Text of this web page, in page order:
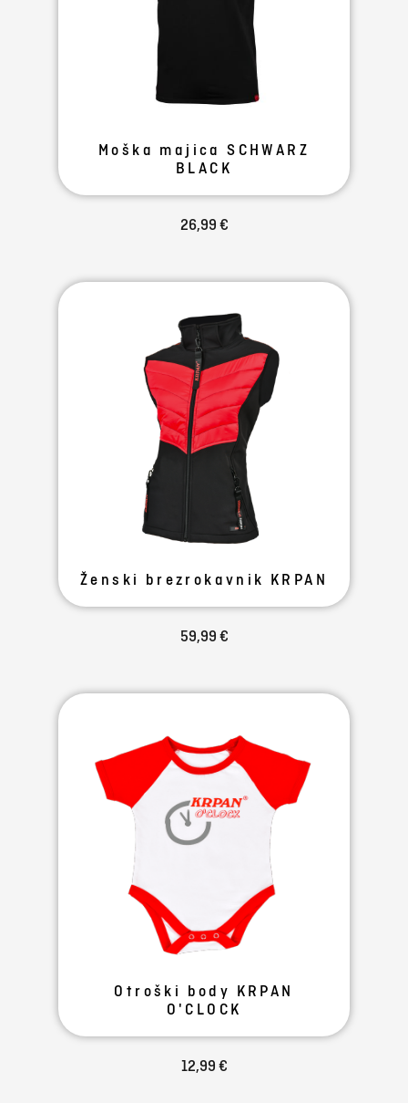
Moška majica SCHWARZ
BLACK
26,99 €
Ženski brezrokavnik KRPAN
59,99 €
Otroški body KRPAN
O'CLOCK
12,99 €